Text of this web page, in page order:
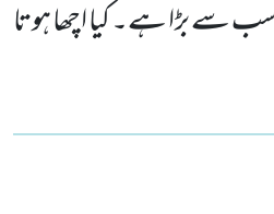
بڑا ہے۔ کیا اچھا ہوتا